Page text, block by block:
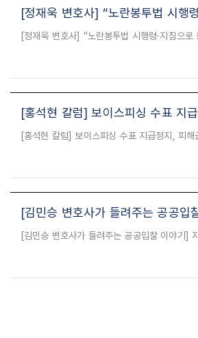
[정재욱 변호사] “노란봉투법 시행
[홍석현 칼럼] 보이스피싱 수표 지
[김민승 변호사가 들려주는 공공입